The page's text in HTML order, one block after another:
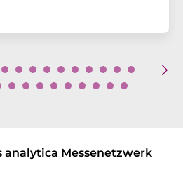
Messenetzwerk